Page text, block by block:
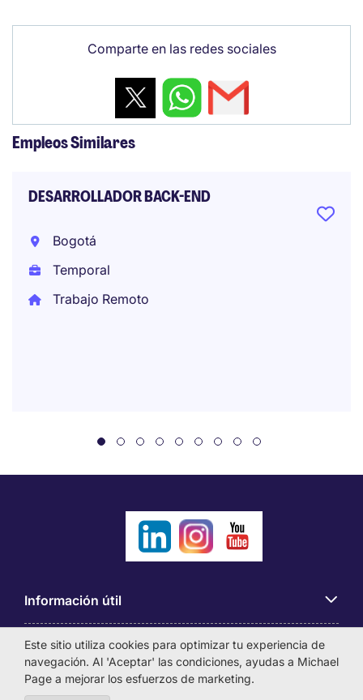
Comparte en las redes sociales
Empleos Similares
DESARROLLADOR BACK-END
Bogotá
Temporal
Trabajo Remoto
Información útil
Búsqueda de empleo
Empresas
Este sitio utiliza cookies para optimizar tu experiencia de
navegación. Al 'Aceptar' las condiciones, ayudas a Michael
Page a mejorar los esfuerzos de marketing.